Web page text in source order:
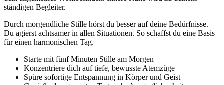
ständigen Begleiter.
Durch morgendliche Stille hörst du besser auf deine Bedürfnisse.
Du agierst achtsamer in allen Situationen. So schaffst du eine Basis
für einen harmonischen Tag.
Starte mit fünf Minuten Stille am Morgen
Konzentriere dich auf tiefe, bewusste Atemzüge
Spüre sofortige Entspannung in Körper und Geist